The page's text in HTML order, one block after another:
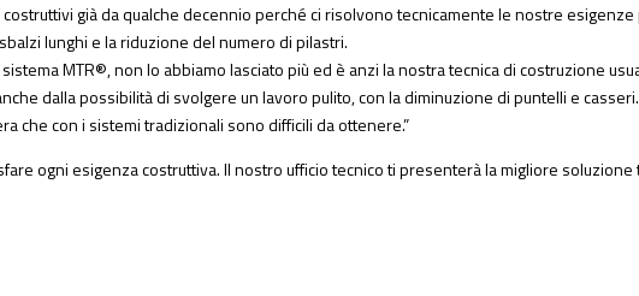
già da qualche decennio perché ci risolvono tecnicamente le nostre esigenze
lunghi e la riduzione del numero di pilastri.
MTR®, non lo abbiamo lasciato più ed è anzi la nostra tecnica di costruzione
dalla possibilità di svolgere un lavoro pulito, con la diminuzione di puntelli e
che con i sistemi tradizionali sono difficili da ottenere.”
ogni esigenza costruttiva. Il nostro ufficio tecnico ti presenterà la migliore soluzione